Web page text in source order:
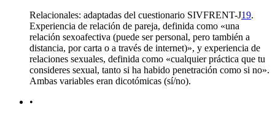
Relacionales: adaptadas del cuestionario SIVFRENT-J19.
Experiencia de relación de pareja, definida como «una
relación sexoafectiva (puede ser personal, pero también a
distancia, por carta o a través de internet)», y experiencia de
relaciones sexuales, definida como «cualquier práctica que tu
consideres sexual, tanto si ha habido penetración como si no».
Ambas variables eran dicotómicas (sí/no).
•